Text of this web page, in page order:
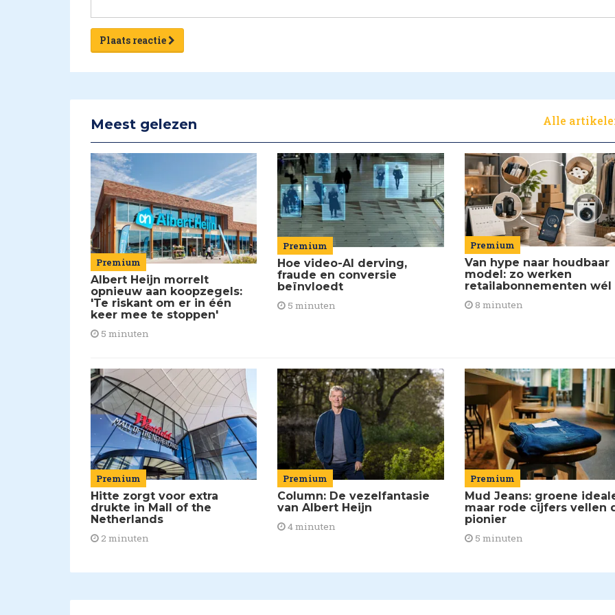
Plaats reactie
Meest gelezen Alle
Premium
Albert Heijn morrelt
opnieuw aan koopzegels:
'Te riskant om er in één
keer mee te stoppen'
5 minuten
Premium
Hoe video-AI derving,
fraude en conversie
beïnvloedt
5 minuten
Premium
Van hype naar houdbaar
model: zo werken
retailabonnementen wél
8 minuten
Premium
Hitte zorgt voor extra
drukte in Mall of the
Netherlands
2 minuten
Premium
Column: De vezelfantasie
van Albert Heijn
4 minuten
Premium
Mud Jeans: groene
maar rode cijfers vellen
pionier
5 minuten